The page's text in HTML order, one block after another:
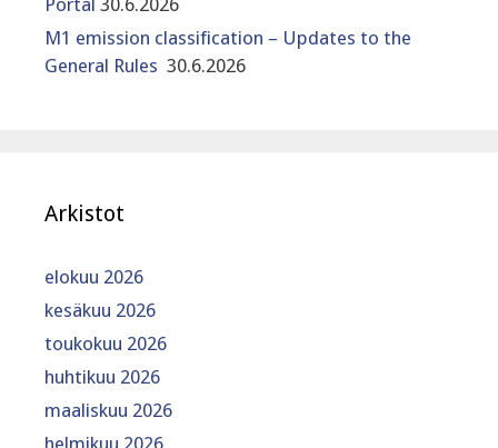
M1 emission classification – Updates to the
General Rules 30.6.2026
Arkistot
elokuu 2026
kesäkuu 2026
toukokuu 2026
huhtikuu 2026
maaliskuu 2026
helmikuu 2026